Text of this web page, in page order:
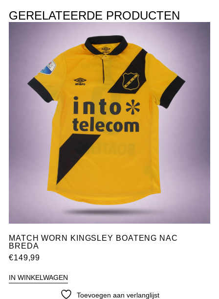
GERELATEERDE PRODUCTEN
MATCH WORN KINGSLEY BOATENG NAC
BREDA
€149,99
IN WINKELWAGEN
Toevoegen aan verlanglijst